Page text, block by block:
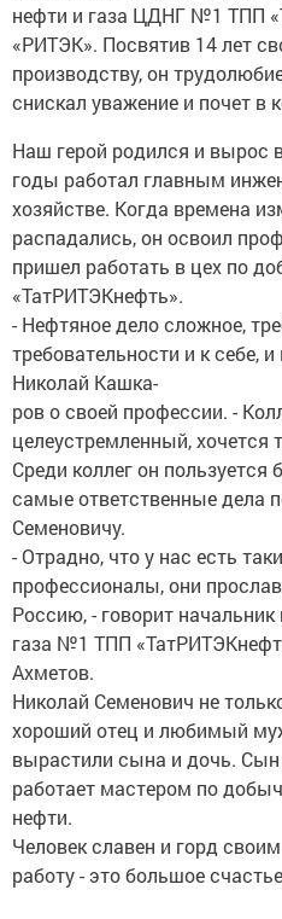
нефти и газа ЦДНГ №1 ТПП
«РИТЭК». Посвятив 14 лет
производству, он
снискал уважение и почет в
Наш герой родился и вырос
годы работал главным
хозяйстве. Когда времена
распадались, он освоил
пришел работать в цех по
«ТатРИТЭКнефть».
- Нефтяное дело сложное,
требовательности и к себе,
Николай Кашка-
ров о своей профессии. -
целеустремленный, хочется
Среди коллег он
самые ответственные дела
Семеновичу.
- Отрадно, что у нас есть
профессионалы, они
Россию, - говорит
газа №1 ТПП
Ахметов.
Николай Семенович не
хороший отец и любимый
вырастили сына и дочь.
работает мастером по
нефти.
Человек славен и горд
работу - это большое